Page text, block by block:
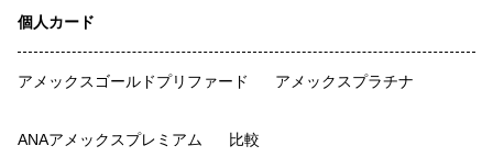
個人カード
アメックスゴールドプリファード アメックスプラチナ
ANAアメックスプレミアム 比較